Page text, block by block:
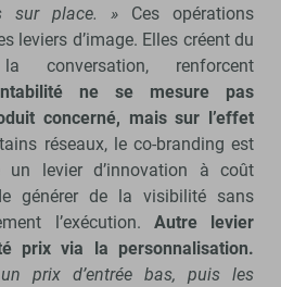
sur place. » Ces opérations
leviers d’image. Elles créent du
conversation, renforcent
ne se mesure pas
concerné, mais sur l’effet
réseaux, le co-branding est
un levier d’innovation à coût
générer de la visibilité sans
l’exécution. Autre levier
prix via la personnalisation.
prix d’entrée bas, puis les